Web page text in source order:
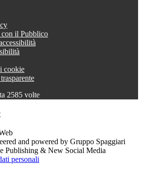
il Pubblico
cookie
2585 volte
and powered by Gruppo Spaggiari
Publishing & New Social Media
personali